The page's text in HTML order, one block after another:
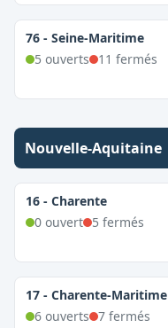
76 - Seine-Maritime
5 ouverts 11 fermés
Nouvelle-Aquitaine
16 - Charente
0ouvert 5 fermés
17 - Charente-Maritime
6ouverts 7fermés